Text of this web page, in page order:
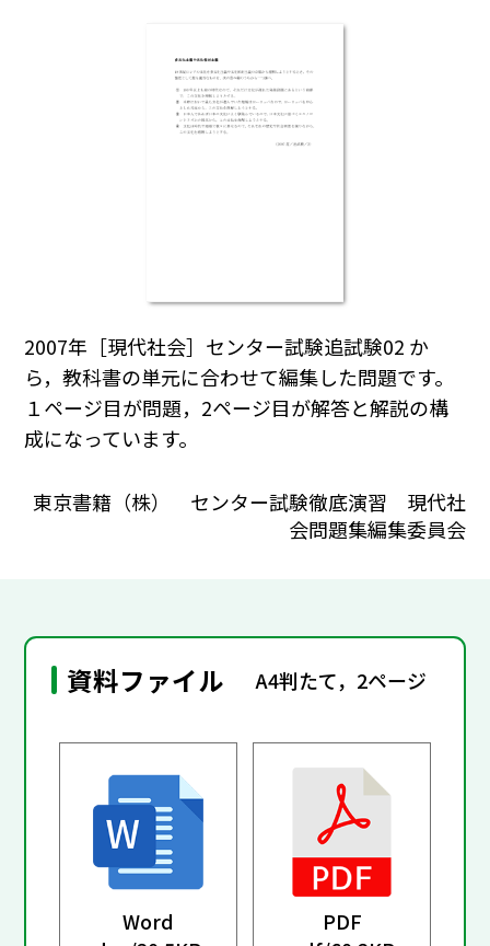
2007年［現代社会］センター試験追試験02 か
ら，教科書の単元に合わせて編集した問題です。
１ページ目が問題，2ページ目が解答と解説の構
成になっています。
東京書籍（株） センター試験徹底演習 現代社
会問題集編集委員会
資料ファイル A4判たて，2ページ
Word
PDF